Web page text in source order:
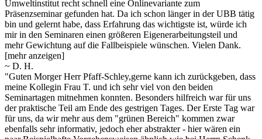
Umweltinstitut recht schnell eine Onlinevariante zum
Präsenzseminar gefunden hat. Da ich schon länger in der UBB tätig
bin und gelernt habe, dass Erfahrung das wichtigste ist, würde ich
mir in den Seminaren einen größeren Eigenerarbeitungsteil und
mehr Gewichtung auf die Fallbeispiele wünschen. Vielen Dank.
[mehr anzeigen]
~ D. H.
"Guten Morger Herr Pfaff-Schley,gerne kann ich zurückgeben, dass
meine Kollegin Frau T. und ich sehr viel von den beiden
Seminartagen mitnehmen konnten. Besonders hilfreich war für uns
der praktische Teil am Ende des gestrigen Tages. Der Erste Tag war
füruns, da wir mehr aus dem "grünen Bereich" kommen zwar
ebenfalls sehr informativ, jedoch eher abstrakter - hier wären ein